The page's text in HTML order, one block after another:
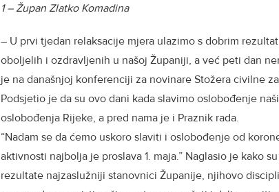
1 – Župan Zlatko Komadina
– U prvi tjedan relaksacije mjera ulazimo s dobrim
oboljelih i ozdravljenih u našoj Županiji, a već peti dan
je na današnjoj konferenciji za novinare Stožera civilne
Podsjetio je da su ovo dani kada slavimo oslobođenje
oslobođenja Rijeke, a pred nama je i Praznik rada.
“Nadam se da ćemo uskoro slaviti i oslobođenje od
aktivnosti najbolja je proslava 1. maja.” Naglasio je kako
rezultate najzaslužniji stanovnici Županije, njihovo